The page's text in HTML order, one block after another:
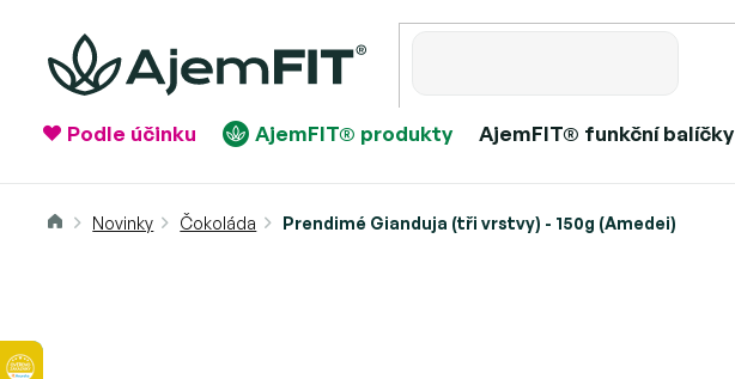
obsah
Podle účinku AjemFIT® produkty AjemFIT® funkční balíčky
DomůNovinky Čokoláda Prendimé Gianduja (tři vrstvy) - 150g (Amedei)